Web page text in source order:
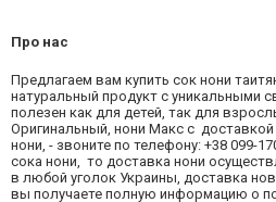
Про нас
Предлагаем вам купить сок нони
натуральный продукт с уникальными
полезен как для детей, так для
Оригинальный, нони Макс с
нони, - звоните по телефону: +38 099-
сока нони, то доставка нони
в любой уголок Украины, доставка
вы получаете полную информацию о